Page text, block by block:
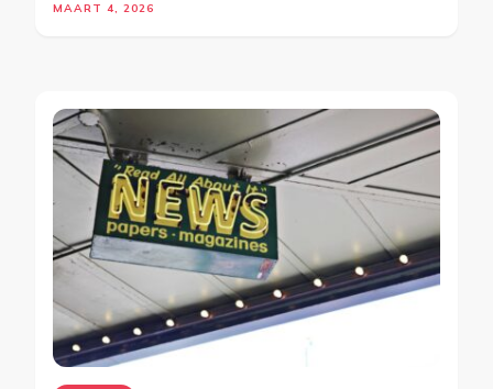
MAART 4, 2026